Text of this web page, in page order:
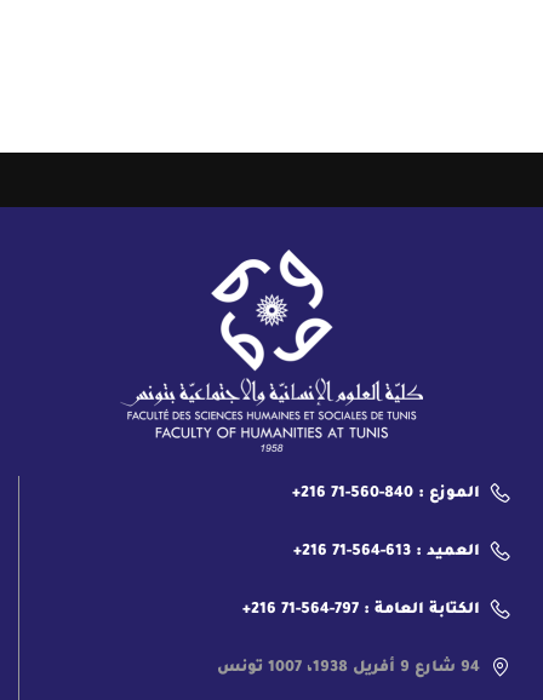
الموزع : 840-560-71 216+
العميد : 613-564-71 216+
الكتابة العامة : 797-564-71 216+
94 شارع 9 أفريل 1938، 1007 تونس